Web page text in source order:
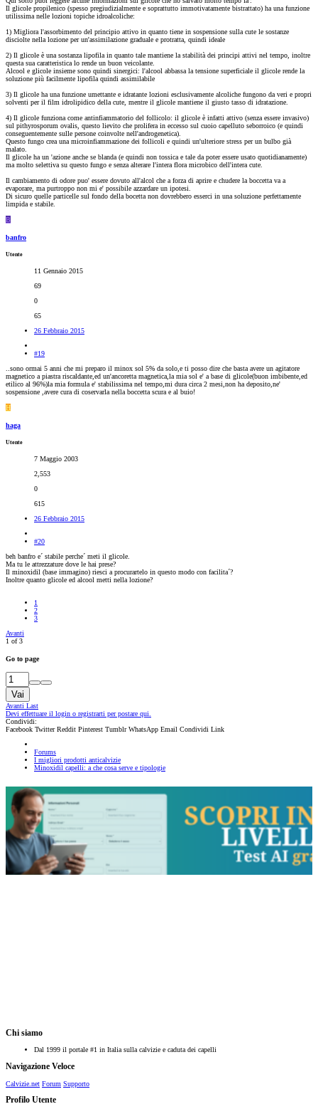
Il glicole propilenico (spesso pregiudizialmente e soprattutto immotivatamente bistrattato) ha una funzione
utilissima nelle lozioni topiche idroalcoliche:
1) Migliora l'assorbimento del principio attivo in quanto tiene in sospensione sulla cute le sostanze
disciolte nella lozione per un'assimilazione graduale e protratta, quindi ideale
2) Il glicole è una sostanza lipofila in quanto tale mantiene la stabilità dei principi attivi nel tempo, inoltre
questa sua caratteristica lo rende un buon veicolante.
Alcool e glicole insieme sono quindi sinergici: l'alcool abbassa la tensione superficiale il glicole rende la
soluzione più facilmente lipofila quindi assimilabile
3) Il glicole ha una funzione umettante e idratante lozioni esclusivamente alcoliche fungono da veri e propri
solventi per il film idrolipidico della cute, mentre il glicole mantiene il giusto tasso di idratazione.
4) Il glicole funziona come antinfiammatorio del follicolo: il glicole è infatti attivo (senza essere invasivo)
sul pithyrosporum ovalis, questo lievito che prolifera in eccesso sul cuoio capelluto seborroico (e quindi
conseguentemente sulle persone coinvolte nell'androgenetica).
Questo fungo crea una microinfiammazione dei follicoli e quindi un'ulteriore stress per un bulbo già
malato.
Il glicole ha un 'azione anche se blanda (e quindi non tossica e tale da poter essere usato quotidianamente)
ma molto selettiva su questo fungo e senza alterare l'intera flora microbico dell'intera cute.
Il cambiamento di odore puo' essere dovuto all'alcol che a forza di aprire e chudere la boccetta va a
evaporare, ma purtroppo non mi e' possibile azzardare un ipotesi.
Di sicuro quelle particelle sul fondo della bocetta non dovrebbero esserci in una soluzione perfettamente
limpida e stabile.
B
banfro
Utente
11 Gennaio 2015
69
0
65
26 Febbraio 2015
#19
..sono ormai 5 anni che mi preparo il minox sol 5% da solo,e ti posso dire che basta avere un agitatore
magnetico a piastra riscaldante,ed un'ancoretta magnetica,la mia sol e' a base di glicole(buon imbibente,ed
etilico al 96%)la mia formula e' stabilissima nel tempo,mi dura circa 2 mesi,non ha deposito,ne'
sospensione ,avere cura di coservarla nella boccetta scura e al buio!
H
haga
Utente
7 Maggio 2003
2,553
0
615
26 Febbraio 2015
#20
beh banfro e´ stabile perche´ meti il glicole.
Ma tu le attrezzature dove le hai prese?
Il minoxidil (base immagino) riesci a procurartelo in questo modo con facilita´?
Inoltre quanto glicole ed alcool metti nella lozione?
1
2
3
Avanti
1 of 3
Go to page
Vai
Avanti Last
Devi effettuare il login o registrarti per postare qui.
Condividi:
Facebook Twitter Reddit Pinterest Tumblr WhatsApp Email Condividi Link
Forums
I migliori prodotti anticalvizie
Minoxidil capelli: a che cosa serve e tipologie
Chi siamo
Dal 1999 il portale #1 in Italia sulla calvizie e caduta dei capelli
Navigazione Veloce
Calvizie.net Forum Supporto
Profilo Utente